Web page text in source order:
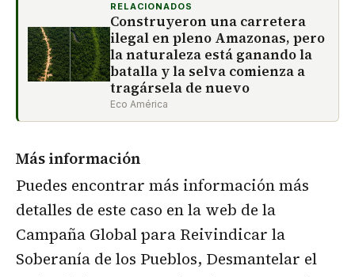
RELACIONADOS
Construyeron una carretera
ilegal en pleno Amazonas, pero
la naturaleza está ganando la
batalla y la selva comienza a
tragársela de nuevo
Eco América
Más información
Puedes encontrar más información más
detalles de este caso en la web de la
Campaña Global para Reivindicar la
Soberanía de los Pueblos, Desmantelar el